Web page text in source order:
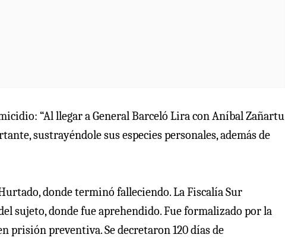
“Al llegar a General Barceló Lira con Aníbal Zañartu
sustrayéndole sus especies personales, además de
donde terminó falleciendo. La Fiscalía Sur
sujeto, donde fue aprehendido. Fue formalizado por la
prisión preventiva. Se decretaron 120 días de